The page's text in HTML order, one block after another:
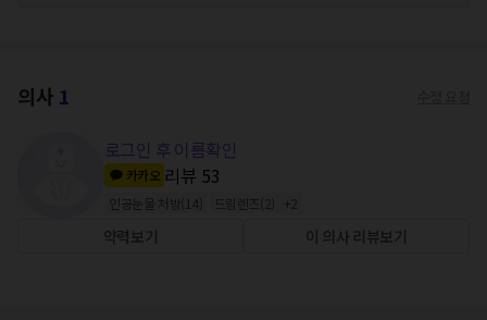
의사 1
로그인 후 이름확인
카카오 리뷰 53
인공눈물 처방 14 드림렌즈 +
약력보기 이 의사 리뷰보기